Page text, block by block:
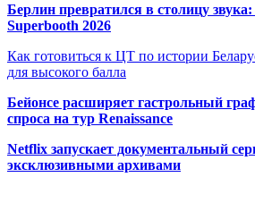
Берлин превратился в столицу звука:
Superbooth 2026
Как готовиться к ЦТ по истории
для высокого балла
Бейонсе расширяет гастрольный
спроса на тур Renaissance
Netflix запускает документальный
эксклюзивными архивами